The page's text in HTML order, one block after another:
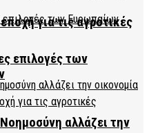
για τις αγροτικές
αλλάζει την
επιλογές των